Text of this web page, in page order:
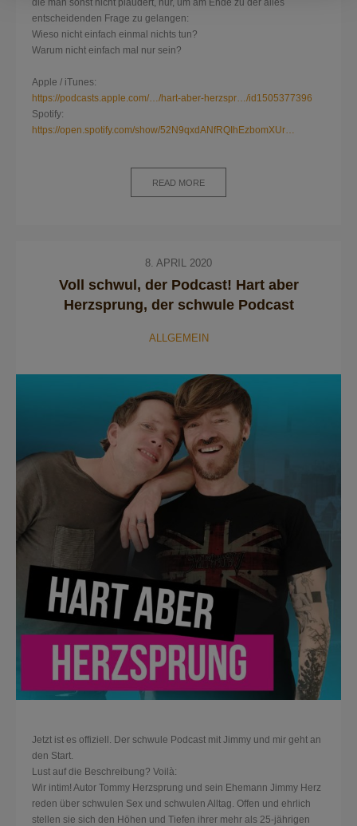
die man sonst nicht plaudert, nur, um am Ende zu der alles
entscheidenden Frage zu gelangen:
Wieso nicht einfach einmal nichts tun?
Warum nicht einfach mal nur sein?
Apple / iTunes:
https://podcasts.apple.com/…/hart-aber-herzspr…/id1505377396
Spotify:
https://open.spotify.com/show/52N9qxdANfRQIhEzbomXUr…
READ MORE
8. APRIL 2020
Voll schwul, der Podcast! Hart aber
Herzsprung, der schwule Podcast
ALLGEMEIN
Jetzt ist es offiziell. Der schwule Podcast mit Jimmy und mir geht an
den Start.
Lust auf die Beschreibung? Voilà:
Wir intim! Autor Tommy Herzsprung und sein Ehemann Jimmy Herz
reden über schwulen Sex und schwulen Alltag. Offen und ehrlich
stellen sie sich den Höhen und Tiefen ihrer mehr als 25-jährigen